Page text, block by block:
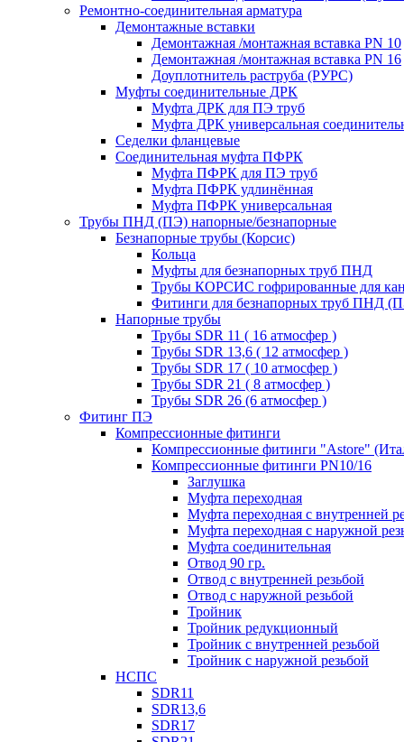
Ремонтно-соединительная арматура
Демонтажные вставки
Демонтажная /монтажная вставка PN 10
Демонтажная /монтажная вставка PN 16
Доуплотнитель раструба (РУРС)
Муфты соединительные ДРК
Муфта ДРК для ПЭ труб
Муфта ДРК универсальная
Седелки фланцевые
Соединительная муфта ПФРК
Муфта ПФРК для ПЭ труб
Муфта ПФРК удлинённая
Муфта ПФРК универсальная
Трубы ПНД (ПЭ) напорные/безнапорные
Безнапорные трубы (Корсис)
Кольца
Муфты для безнапорных труб ПНД
Трубы КОРСИС гофрированные для
Фитинги для безнапорных труб ПНД
Напорные трубы
Трубы SDR 11 ( 16 атмосфер )
Трубы SDR 13,6 ( 12 атмосфер )
Трубы SDR 17 ( 10 атмосфер )
Трубы SDR 21 ( 8 атмосфер )
Трубы SDR 26 (6 атмосфер )
Фитинг ПЭ
Компрессионные фитинги
Компрессионные фитинги "Astore"
Компрессионные фитинги PN10/16
Заглушка
Муфта переходная
Муфта переходная с внутренней
Муфта переходная с наружной
Муфта соединительная
Отвод 90 гр.
Отвод с внутренней резьбой
Отвод с наружной резьбой
Тройник
Тройник редукционный
Тройник с внутренней резьбой
Тройник с наружной резьбой
НСПС
SDR11
SDR13,6
SDR17